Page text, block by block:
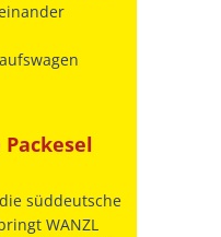
süddeutsche
WANZL